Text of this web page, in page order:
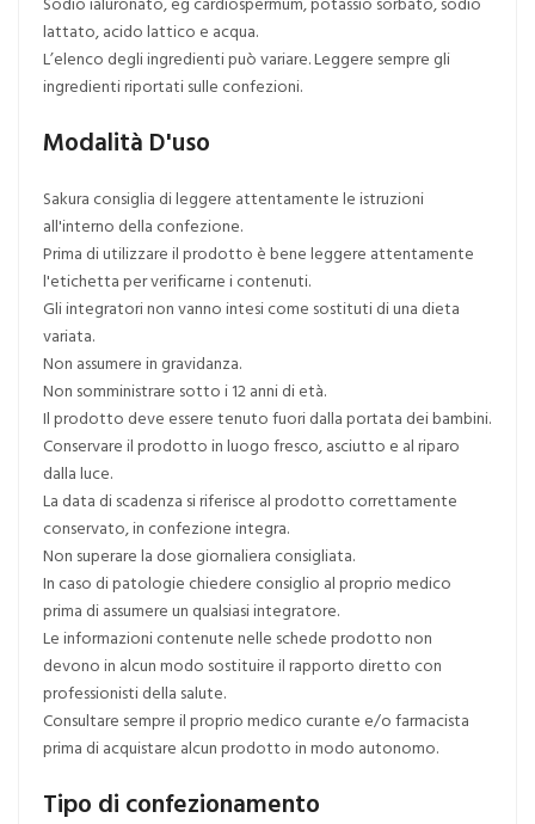
lattato, acido lattico e acqua.
L’elenco degli ingredienti può variare. Leggere sempre gli
ingredienti riportati sulle confezioni.
Modalità D'uso
Sakura consiglia di leggere attentamente le istruzioni
all'interno della confezione.
Prima di utilizzare il prodotto è bene leggere attentamente
l'etichetta per verificarne i contenuti.
Gli integratori non vanno intesi come sostituti di una dieta
variata.
Non assumere in gravidanza.
Non somministrare sotto i 12 anni di età.
Il prodotto deve essere tenuto fuori dalla portata dei bambini.
Conservare il prodotto in luogo fresco, asciutto e al riparo
dalla luce.
La data di scadenza si riferisce al prodotto correttamente
conservato, in confezione integra.
Non superare la dose giornaliera consigliata.
In caso di patologie chiedere consiglio al proprio medico
prima di assumere un qualsiasi integratore.
Le informazioni contenute nelle schede prodotto non
devono in alcun modo sostituire il rapporto diretto con
professionisti della salute.
Consultare sempre il proprio medico curante e/o farmacista
prima di acquistare alcun prodotto in modo autonomo.
Tipo di confezionamento